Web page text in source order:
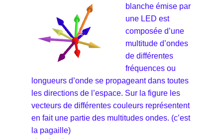
blanche émise par
une LED est
composée d’une
multitude d’ondes
de différentes
fréquences ou
longueurs d’onde se propageant dans toutes
les directions de l’espace. Sur la figure les
vecteurs de différentes couleurs représentent
en fait une partie des multitudes ondes. (c’est
la pagaille)